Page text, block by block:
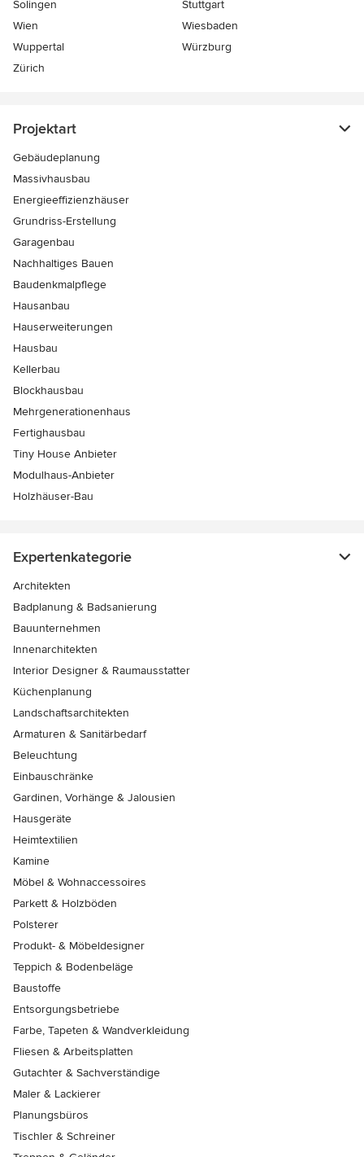
Solingen
Stuttgart
Wien
Wiesbaden
Wuppertal
Würzburg
Zürich
Projektart
Gebäudeplanung
Massivhausbau
Energieeffizienzhäuser
Grundriss-Erstellung
Garagenbau
Nachhaltiges Bauen
Baudenkmalpflege
Hausanbau
Hauserweiterungen
Hausbau
Kellerbau
Blockhausbau
Mehrgenerationenhaus
Fertighausbau
Tiny House Anbieter
Modulhaus-Anbieter
Holzhäuser-Bau
Expertenkategorie
Architekten
Badplanung & Badsanierung
Bauunternehmen
Innenarchitekten
Interior Designer & Raumausstatter
Küchenplanung
Landschaftsarchitekten
Armaturen & Sanitärbedarf
Beleuchtung
Einbauschränke
Gardinen, Vorhänge & Jalousien
Hausgeräte
Heimtextilien
Kamine
Möbel & Wohnaccessoires
Parkett & Holzböden
Polsterer
Produkt- & Möbeldesigner
Teppich & Bodenbeläge
Baustoffe
Entsorgungsbetriebe
Farbe, Tapeten & Wandverkleidung
Fliesen & Arbeitsplatten
Gutachter & Sachverständige
Maler & Lackierer
Planungsbüros
Tischler & Schreiner